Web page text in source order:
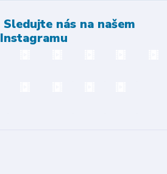
Sledujte nás na našem
Instagramu